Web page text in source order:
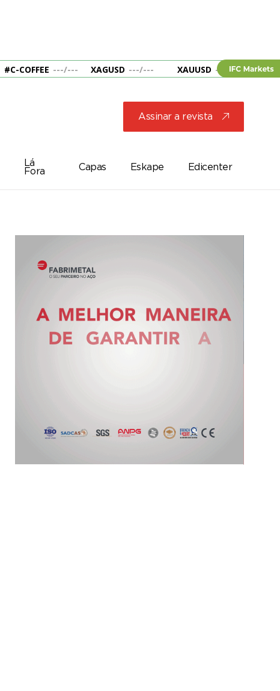
#C-COFFEE ---/--- XAGUSD ---/--- XAUUSD --- ---
Assinar a revista j
Lá
Fora
Capas Eskape Edicenter